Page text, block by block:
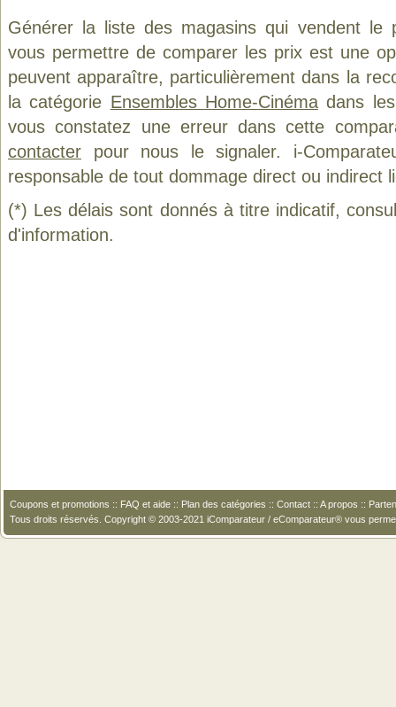
Générer la liste des magasins qui vendent le
vous permettre de comparer les prix est une
peuvent apparaître, particulièrement dans la
la catégorie Ensembles Home-Cinémadans les
vous constatez une erreur dans cette
contacter pour nous le signaler. i-
responsable de tout dommage direct ou indirect
(*) Les délais sont donnés à titre indicatif,
d'information.
Coupons et promotions :: FAQ et aide :: Plan des catégories :: Contact :: A propos ::
Tous droits réservés. Copyright © 2003-2021 iComparateur / eComparateur® vous